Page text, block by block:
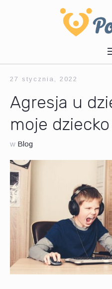
27 stycznia, 2022
Agresja u
moje dziecko
w Blog